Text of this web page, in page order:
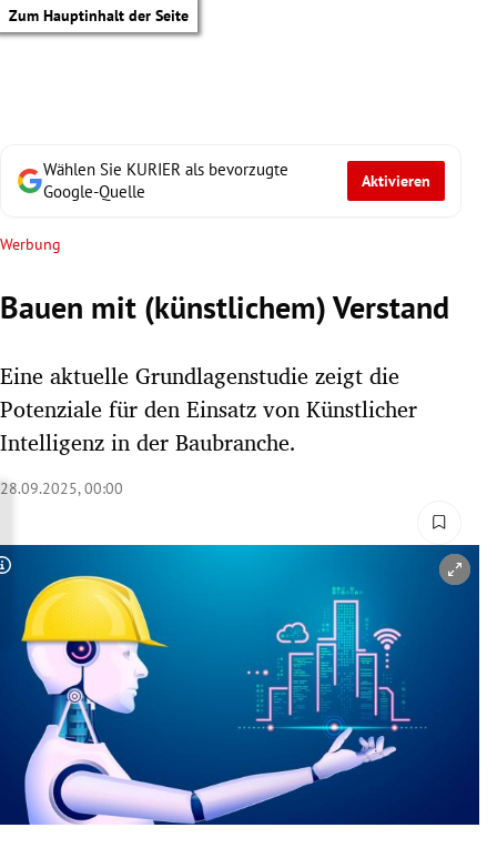
Zum Hauptinhalt der Seite
Untermenü
Untermenü
Untermenü
Untermenü
Untermenü
Wählen Sie KURIER als bevorzugte
Google-Quelle
Aktivieren
Werbung
Bauen mit (künstlichem) Verstand
Eine aktuelle Grundlagenstudie zeigt die
Potenziale für den Einsatz von Künstlicher
Intelligenz in der Baubranche.
28.09.2025, 00:00
Copyright-Hinweis öffnen/schließen